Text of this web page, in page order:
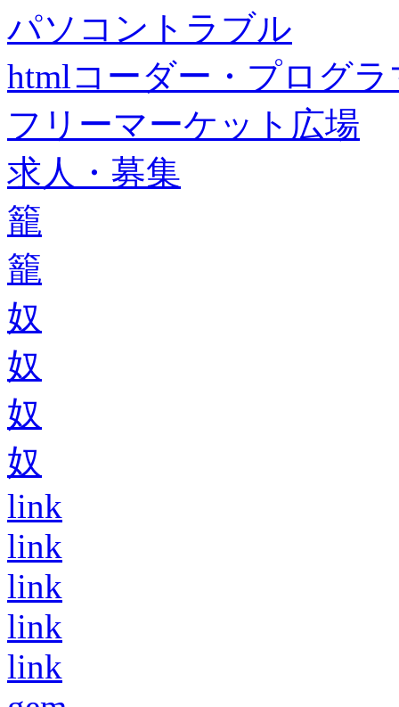
パソコントラブル
htmlコーダー・プログラ
フリーマーケット広場
求人・募集
籠
籠
奴
奴
奴
奴
link
link
link
link
link